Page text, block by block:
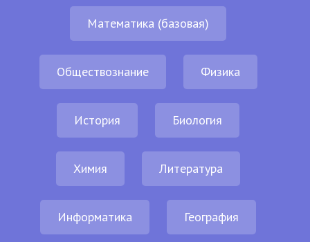
Математика (базовая)
Обществознание Физика
История Биология
Химия Литература
Информатика География